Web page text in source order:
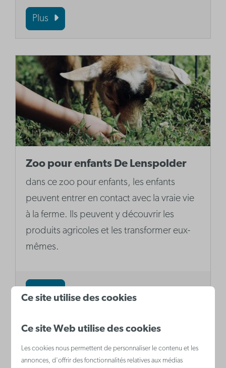
Plus
Zoo pour enfants De Lenspolder
dans ce zoo pour enfants, les enfants
peuvent entrer en contact avec la vraie vie
à la ferme. Ils peuvent y découvrir les
produits agricoles et les transformer eux-
mêmes.
Plus
Ce site utilise des cookies
Ce site Web utilise des cookies
Les cookies nous permettent de personnaliser le contenu et les
annonces, d'offrir des fonctionnalités relatives aux médias